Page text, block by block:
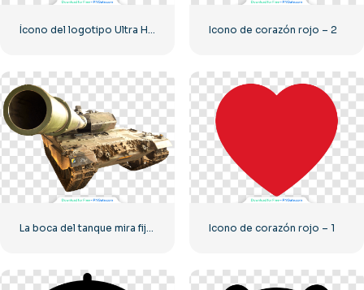
Ícono del logotipo Ultra HD de 8k monocromo negro Icono de corazón rojo – 2
Icono de corazón rojo – 1